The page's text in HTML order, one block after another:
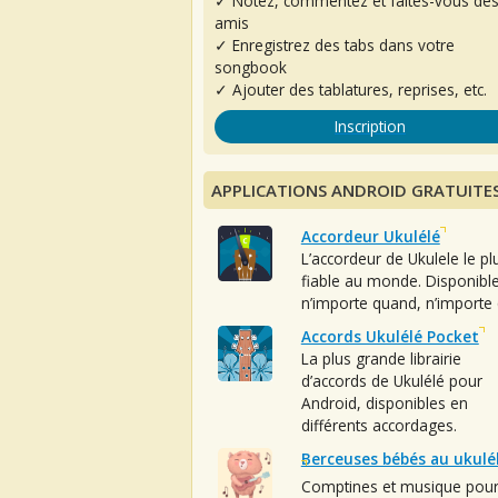
amis
✓ Enregistrez des tabs dans votre
songbook
✓ Ajouter des tablatures, reprises, etc.
Inscription
APPLICATIONS ANDROID
Accordeur Ukulélé
L’accordeur de Ukulele le
fiable au monde. Disponible
n’importe quand, n’importe
Accords Ukulélé Pocket
La plus grande librairie
d’accords de Ukulélé pour
Android, disponibles en
différents accordages.
Berceuses bébés au
Comptines et musique pour